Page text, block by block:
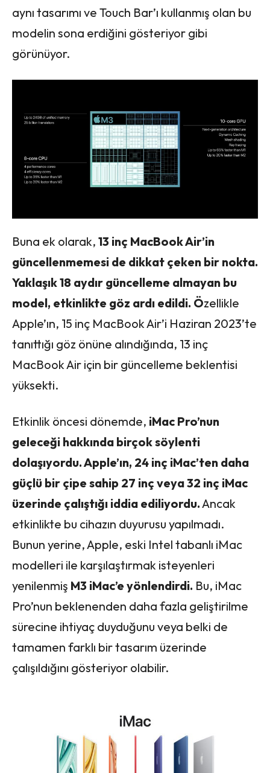
aynı tasarımı ve Touch Bar’ı kullanmış olan bu
modelin sona erdiğini gösteriyor gibi
görünüyor.
Buna ek olarak, 13 inç MacBook Air’in
güncellenmemesi de dikkat çeken bir nokta.
Yaklaşık 18 aydır güncelleme almayan bu
model, etkinlikte göz ardı edildi. Özellikle
Apple’ın, 15 inç MacBook Air’i Haziran 2023’te
tanıttığı göz önüne alındığında, 13 inç
MacBook Air için bir güncelleme beklentisi
yüksekti.
Etkinlik öncesi dönemde, iMac Pro’nun
geleceği hakkında birçok söylenti
dolaşıyordu. Apple’ın, 24 inç iMac’ten daha
güçlü bir çipe sahip 27 inç veya 32 inç iMac
üzerinde çalıştığı iddia ediliyordu.Ancak
etkinlikte bu cihazın duyurusu yapılmadı.
Bunun yerine, Apple, eski Intel tabanlı iMac
modelleri ile karşılaştırmak isteyenleri
yenilenmiş M3 iMac’e yönlendirdi. Bu, iMac
Pro’nun beklenenden daha fazla geliştirilme
sürecine ihtiyaç duyduğunu veya belki de
tamamen farklı bir tasarım üzerinde
çalışıldığını gösteriyor olabilir.